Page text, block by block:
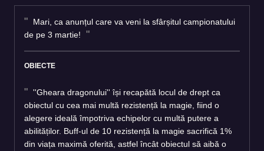
Mari, ca anunțul care va veni la sfârșitul campionatului
de pe 3 martie!
OBIECTE
''Gheara dragonului'' își recapătă locul de drept ca
obiectul cu cea mai multă rezistență la magie, fiind o
alegere ideală împotriva echipelor cu multă putere a
abilităților. Buff-ul de 10 rezistență la magie sacrifică 1%
din viața maximă oferită, astfel încât obiectul să aibă o